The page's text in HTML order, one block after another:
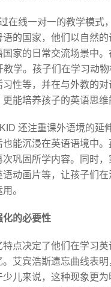
在线一对一的教学模式
语的国家，他们以自然
国家的日常交流场景中
教学。孩子们在学习动
习性等，并在与外教的
更能培养孩子的英语思
还注重课外语境的延
能沉浸在英语语境中
次巩固所学内容。同时
语动画片等，让孩子们
。
化的必要性
特点决定了他们在学习
。艾宾浩斯遗忘曲线表
儿来说，这种现象更